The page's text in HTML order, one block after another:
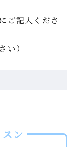
ご記入くださ
い）
ン